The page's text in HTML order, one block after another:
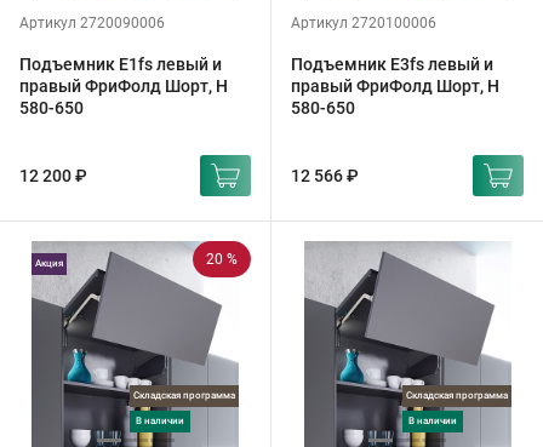
Артикул 2720090006
Подъемник E1fs левый и
правый ФриФолд Шорт, H
580-650
12 200 ₽
Артикул 2720100006
Подъемник E3fs левый и
правый ФриФолд Шорт, H
580-650
12 566 ₽
20 %
Складская программа
в наличии
Акция
Складская программа
в наличии